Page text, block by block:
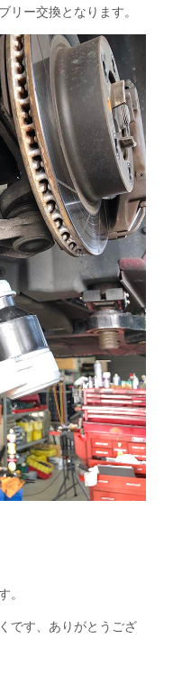
ー交換となります。
。
です、ありがとうござ